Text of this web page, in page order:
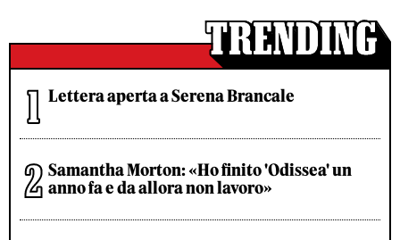
Lettera aperta a Serena Brancale
Samantha Morton: «Ho finito 'Odissea' un
anno fa e da allora non lavoro»